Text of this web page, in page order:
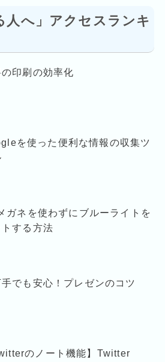
人へ」アクセスランキ
の印刷の効率化
を使った便利な情報の収集ツ
ガネを使わずにブルーライトを
トする方法
でも安心！プレゼンのコツ
のノート機能】Twitter